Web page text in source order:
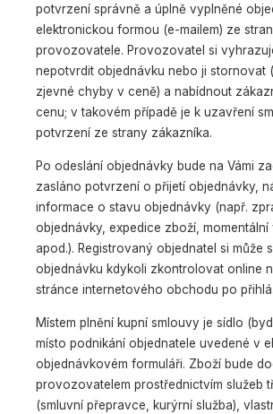
potvrzení správně a úplně vyplněné
elektronickou formou (e-mailem) ze
provozovatele. Provozovatel si
nepotvrdit objednávku nebo ji stornovat
zjevné chyby v ceně) a nabídnout
cenu; v takovém případě je k uzavření
potvrzení ze strany zákazníka.
Po odeslání objednávky bude na Vámi
zasláno potvrzení o přijetí objednávky,
informace o stavu objednávky (např.
objednávky, expedice zboží,
apod.). Registrovaný objednatel si může
objednávku kdykoli zkontrolovat online
stránce internetového obchodu po
Místem plnění kupní smlouvy je sídlo
místo podnikání objednatele uvedené v
objednávkovém formuláři. Zboží bude
provozovatelem prostřednictvím služeb
(smluvní přepravce, kurýrní služba),